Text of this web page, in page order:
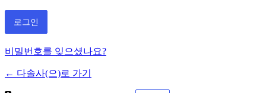
비밀번호를 잊으셨나요?
← 다솔사(으)로 가기